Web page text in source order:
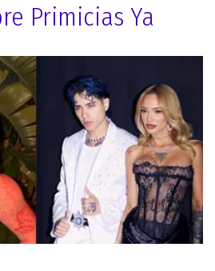
Primicias Ya